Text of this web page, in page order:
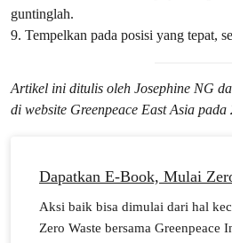
guntinglah.
9. Tempelkan pada posisi yang tepat,
Artikel ini ditulis oleh Josephine NG
di website Greenpeace East Asia
Dapatkan E-Book, Mulai
Aksi baik bisa dimulai dari hal
Zero Waste bersama Greenpeace